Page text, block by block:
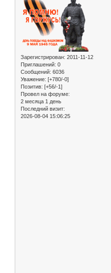
Зарегистрирован: 2011-11-12
Приглашений: 0
Сообщений: 6036
Уважение: [+780/-0]
Позитив: [+56/-1]
Провел на форуме:
2 месяца 1 день
Последний визит:
2026-08-04 15:06:25